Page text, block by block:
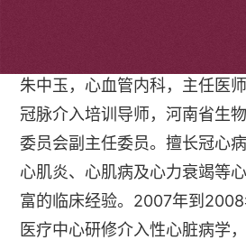
朱中玉，心血管内科，主任医
冠脉介入培训导师，河南省生
委员会副主任委员。擅长冠心
心肌炎、心肌病及心力衰竭等
富的临床经验。2007年到
医疗中心研修介入性心脏病学